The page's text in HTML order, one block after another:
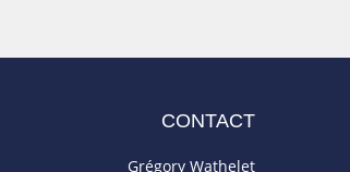
CONTACT
Grégory Wathelet